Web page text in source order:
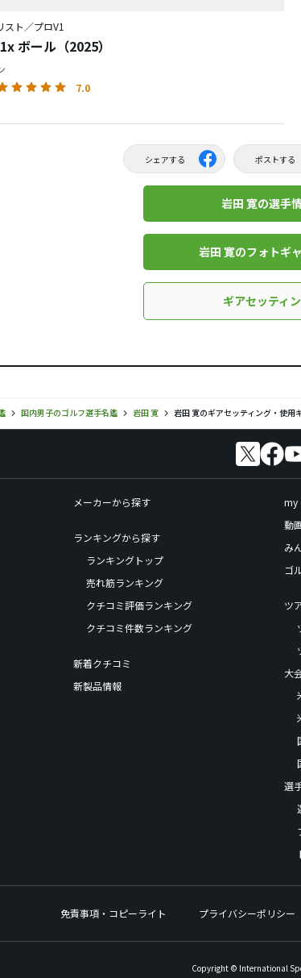
スト／プロV1
ボール（2025）
7.0
シェアする ポストする
岩田 寛の選手
岩田 寛のフォトギ
ギアセッティ
国内男子のゴルフ選手名鑑 岩田 寛 岩田 寛のギアセッティング・使用
メーカーから探す
ランキングから探す
ランキングトップ
売れ筋ランキング
クチコミ評価ランキング
クチコミ件数ランキング
新着クチコミ
新製品情報
my
動
み
ゴ
ツ
大
選
免責事項・コピーライト プライバシーポリシー
Copyright © International